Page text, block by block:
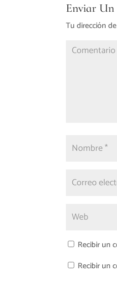
Enviar
Tu dirección
Recibir un
Recibir un